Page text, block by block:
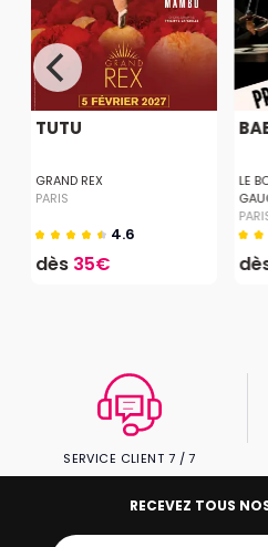
TUTU
GRAND REX
PARIS
4.6
dès 35€
LE
SERVICE CLIENT 7 / 7
RECEVEZ TOUS